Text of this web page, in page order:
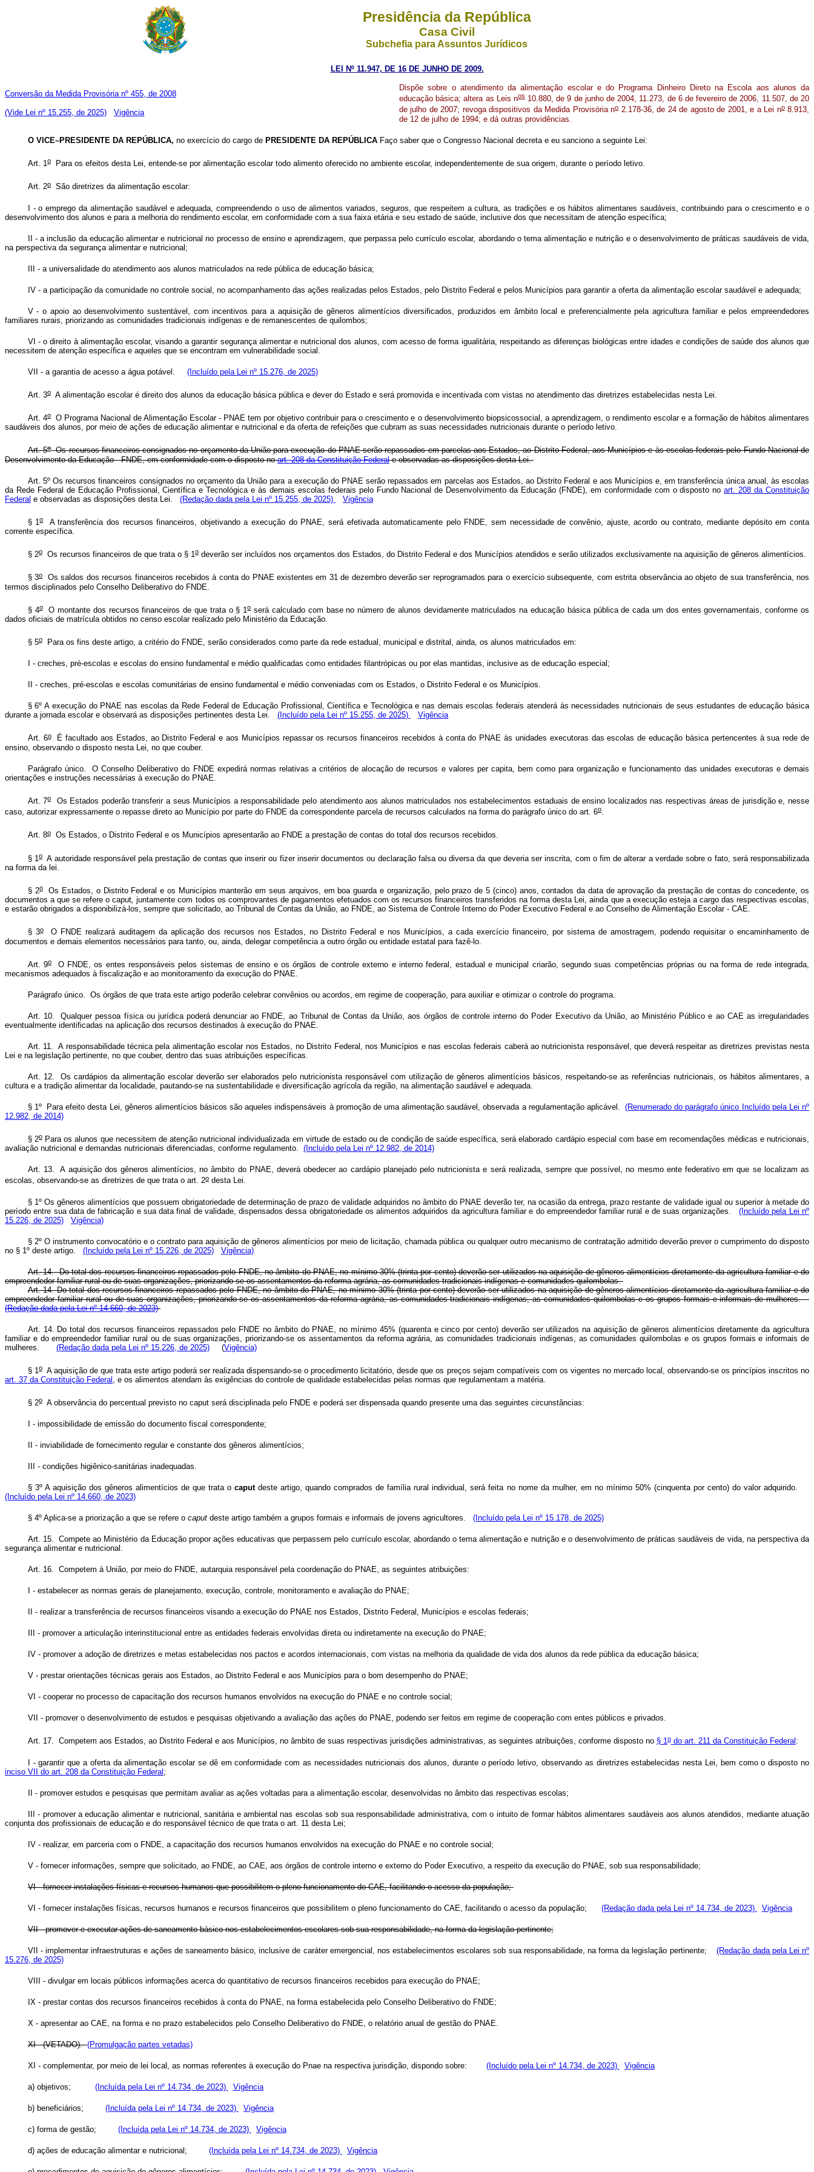
Presidência da República
Casa Civil
Subchefia para Assuntos Jurídicos
LEI Nº 11.947, DE 16 DE JUNHO DE 2009.
Conversão da Medida Provisória nº 455, de 2008
(Vide Lei nº 15.255, de 2025) Vigência
Dispõe sobre o atendimento da alimentação escolar e do Programa Dinheiro Direto na Escola aos alunos da
educação básica; altera as Leis nos10.880, de 9 de junho de 2004, 11.273, de 6 de fevereiro de 2006, 11.507, de 20
de julho de 2007; revoga dispositivos da Medida Provisória no2.178-36, de 24 de agosto de 2001, e a Lei no8.913,
de 12 de julho de 1994; e dá outras providências.
O VICE–PRESIDENTE DA REPÚBLICA, no exercício do cargo de PRESIDENTE DA REPÚBLICA Faço saber que o Congresso Nacional decreta e eu sanciono a seguinte Lei:
Art. 1oPara os efeitos desta Lei, entende-se por alimentação escolar todo alimento oferecido no ambiente escolar, independentemente de sua origem, durante o período letivo.
Art. 2oSão diretrizes da alimentação escolar:
I - o emprego da alimentação saudável e adequada, compreendendo o uso de alimentos variados, seguros, que respeitem a cultura, as tradições e os hábitos alimentares saudáveis, contribuindo para o crescimento e o
desenvolvimento dos alunos e para a melhoria do rendimento escolar, em conformidade com a sua faixa etária e seu estado de saúde, inclusive dos que necessitam de atenção específica;
II - a inclusão da educação alimentar e nutricional no processo de ensino e aprendizagem, que perpassa pelo currículo escolar, abordando o tema alimentação e nutrição e o desenvolvimento de práticas saudáveis de vida,
na perspectiva da segurança alimentar e nutricional;
III - a universalidade do atendimento aos alunos matriculados na rede pública de educação básica;
IV - a participação da comunidade no controle social, no acompanhamento das ações realizadas pelos Estados, pelo Distrito Federal e pelos Municípios para garantir a oferta da alimentação escolar saudável e adequada;
V - o apoio ao desenvolvimento sustentável, com incentivos para a aquisição de gêneros alimentícios diversificados, produzidos em âmbito local e preferencialmente pela agricultura familiar e pelos empreendedores
familiares rurais, priorizando as comunidades tradicionais indígenas e de remanescentes de quilombos;
VI - o direito à alimentação escolar, visando a garantir segurança alimentar e nutricional dos alunos, com acesso de forma igualitária, respeitando as diferenças biológicas entre idades e condições de saúde dos alunos que
necessitem de atenção específica e aqueles que se encontram em vulnerabilidade social.
VII - a garantia de acesso a água potável. (Incluído pela Lei nº 15.276, de 2025)
Art. 3oA alimentação escolar é direito dos alunos da educação básica pública e dever do Estado e será promovida e incentivada com vistas no atendimento das diretrizes estabelecidas nesta Lei.
Art. 4oO Programa Nacional de Alimentação Escolar - PNAE tem por objetivo contribuir para o crescimento e o desenvolvimento biopsicossocial, a aprendizagem, o rendimento escolar e a formação de hábitos alimentares
saudáveis dos alunos, por meio de ações de educação alimentar e nutricional e da oferta de refeições que cubram as suas necessidades nutricionais durante o período letivo.
Art. 5oOs recursos financeiros consignados no orçamento da União para execução do PNAE serão repassados em parcelas aos Estados, ao Distrito Federal, aos Municípios e às escolas federais pelo Fundo Nacional de
Desenvolvimento da Educação - FNDE, em conformidade com o disposto noart. 208 da Constituição Federale observadas as disposições desta Lei.
Art. 5º Os recursos financeiros consignados no orçamento da União para a execução do PNAE serão repassados em parcelas aos Estados, ao Distrito Federal e aos Municípios e, em transferência única anual, às escolas
da Rede Federal de Educação Profissional, Científica e Tecnológica e às demais escolas federais pelo Fundo Nacional de Desenvolvimento da Educação (FNDE), em conformidade com o disposto noart. 208 da Constituição
Federal e observadas as disposições desta Lei. (Redação dada pela Lei nº 15.255, de 2025) Vigência
§ 1oA transferência dos recursos financeiros, objetivando a execução do PNAE, será efetivada automaticamente pelo FNDE, sem necessidade de convênio, ajuste, acordo ou contrato, mediante depósito em conta
corrente específica.
§ 2oOs recursos financeiros de que trata o § 1odeverão ser incluídos nos orçamentos dos Estados, do Distrito Federal e dos Municípios atendidos e serão utilizados exclusivamente na aquisição de gêneros alimentícios.
§ 3oOs saldos dos recursos financeiros recebidos à conta do PNAE existentes em 31 de dezembro deverão ser reprogramados para o exercício subsequente, com estrita observância ao objeto de sua transferência, nos
termos disciplinados pelo Conselho Deliberativo do FNDE.
§ 4oO montante dos recursos financeiros de que trata o § 1oserá calculado com base no número de alunos devidamente matriculados na educação básica pública de cada um dos entes governamentais, conforme os
dados oficiais de matrícula obtidos no censo escolar realizado pelo Ministério da Educação.
§ 5oPara os fins deste artigo, a critério do FNDE, serão considerados como parte da rede estadual, municipal e distrital, ainda, os alunos matriculados em:
I - creches, pré-escolas e escolas do ensino fundamental e médio qualificadas como entidades filantrópicas ou por elas mantidas, inclusive as de educação especial;
II - creches, pré-escolas e escolas comunitárias de ensino fundamental e médio conveniadas com os Estados, o Distrito Federal e os Municípios.
§ 6º A execução do PNAE nas escolas da Rede Federal de Educação Profissional, Científica e Tecnológica e nas demais escolas federais atenderá às necessidades nutricionais de seus estudantes de educação básica
durante a jornada escolar e observará as disposições pertinentes desta Lei.
(Incluído pela Lei nº 15.255, de 2025) Vigência
Art. 6oÉ facultado aos Estados, ao Distrito Federal e aos Municípios repassar os recursos financeiros recebidos à conta do PNAE às unidades executoras das escolas de educação básica pertencentes à sua rede de
ensino, observando o disposto nesta Lei, no que couber.
Parágrafo único. O Conselho Deliberativo do FNDE expedirá normas relativas a critérios de alocação de recursos e valores per capita, bem como para organização e funcionamento das unidades executoras e demais
orientações e instruções necessárias à execução do PNAE.
Art. 7oOs Estados poderão transferir a seus Municípios a responsabilidade pelo atendimento aos alunos matriculados nos estabelecimentos estaduais de ensino localizados nas respectivas áreas de jurisdição e, nesse
caso, autorizar expressamente o repasse direto ao Município por parte do FNDE da correspondente parcela de recursos calculados na forma do parágrafo único do art. 6o.
Art. 8oOs Estados, o Distrito Federal e os Municípios apresentarão ao FNDE a prestação de contas do total dos recursos recebidos.
§ 1o A autoridade responsável pela prestação de contas que inserir ou fizer inserir documentos ou declaração falsa ou diversa da que deveria ser inscrita, com o fim de alterar a verdade sobre o fato, será responsabilizada
na forma da lei.
§ 2oOs Estados, o Distrito Federal e os Municípios manterão em seus arquivos, em boa guarda e organização, pelo prazo de 5 (cinco) anos, contados da data de aprovação da prestação de contas do concedente, os
documentos a que se refere ocaput, juntamente com todos os comprovantes de pagamentos efetuados com os recursos financeiros transferidos na forma desta Lei, ainda que a execução esteja a cargo das respectivas escolas,
e estarão obrigados a disponibilizá-los, sempre que solicitado, ao Tribunal de Contas da União, ao FNDE, ao Sistema de Controle Interno do Poder Executivo Federal e ao Conselho de Alimentação Escolar - CAE.
§ 3oO FNDE realizará auditagem da aplicação dos recursos nos Estados, no Distrito Federal e nos Municípios, a cada exercício financeiro, por sistema de amostragem, podendo requisitar o encaminhamento de
documentos e demais elementos necessários para tanto, ou, ainda, delegar competência a outro órgão ou entidade estatal para fazê-lo.
Art. 9oO FNDE, os entes responsáveis pelos sistemas de ensino e os órgãos de controle externo e interno federal, estadual e municipal criarão, segundo suas competências próprias ou na forma de rede integrada,
mecanismos adequados à fiscalização e ao monitoramento da execução do PNAE.
Parágrafo único. Os órgãos de que trata este artigo poderão celebrar convênios ou acordos, em regime de cooperação, para auxiliar e otimizar o controle do programa.
Art. 10. Qualquer pessoa física ou jurídica poderá denunciar ao FNDE, ao Tribunal de Contas da União, aos órgãos de controle interno do Poder Executivo da União, ao Ministério Público e ao CAE as irregularidades
eventualmente identificadas na aplicação dos recursos destinados à execução do PNAE.
Art. 11. A responsabilidade técnica pela alimentação escolar nos Estados, no Distrito Federal, nos Municípios e nas escolas federais caberá ao nutricionista responsável, que deverá respeitar as diretrizes previstas nesta
Lei e na legislação pertinente, no que couber, dentro das suas atribuições específicas.
Art. 12. Os cardápios da alimentação escolar deverão ser elaborados pelo nutricionista responsável com utilização de gêneros alimentícios básicos, respeitando-se as referências nutricionais, os hábitos alimentares, a
cultura e a tradição alimentar da localidade, pautando-se na sustentabilidade e diversificação agrícola da região, na alimentação saudável e adequada.
§ 1ºPara efeito desta Lei, gêneros alimentícios básicos são aqueles indispensáveis à promoção de uma alimentação saudável, observada a regulamentação aplicável.(Renumerado do parágrafo único Incluído pela Lei nº
12.982, de 2014)
§ 2oPara os alunos que necessitem de atenção nutricional individualizada em virtude de estado ou de condição de saúde específica, será elaborado cardápio especial com base em recomendações médicas e nutricionais,
avaliação nutricional e demandas nutricionais diferenciadas, conforme regulamento. (Incluído pela Lei nº 12.982, de 2014)
Art. 13. A aquisição dos gêneros alimentícios, no âmbito do PNAE, deverá obedecer ao cardápio planejado pelo nutricionista e será realizada, sempre que possível, no mesmo ente federativo em que se localizam as
escolas, observando-se as diretrizes de que trata o art. 2o desta Lei.
§ 1º Os gêneros alimentícios que possuem obrigatoriedade de determinação de prazo de validade adquiridos no âmbito do PNAE deverão ter, na ocasião da entrega, prazo restante de validade igual ou superior à metade do
período entre sua data de fabricação e sua data final de validade, dispensados dessa obrigatoriedade os alimentos adquiridos da agricultura familiar e do empreendedor familiar rural e de suas organizações.(Incluído pela Lei nº
15.226, de 2025)
Vigência)
§ 2º O instrumento convocatório e o contrato para aquisição de gêneros alimentícios por meio de licitação, chamada pública ou qualquer outro mecanismo de contratação admitido deverão prever o cumprimento do disposto
no § 1º deste artigo.
(Incluído pela Lei nº 15.226, de 2025) Vigência)
Art. 14. Do total dos recursos financeiros repassados pelo FNDE, no âmbito do PNAE, no mínimo 30% (trinta por cento) deverão ser utilizados na aquisição de gêneros alimentícios diretamente da agricultura familiar e do
empreendedor familiar rural ou de suas organizações, priorizando-se os assentamentos da reforma agrária, as comunidades tradicionais indígenas e comunidades quilombolas.
Art. 14. Do total dos recursos financeiros repassados pelo FNDE, no âmbito do PNAE, no mínimo 30% (trinta por cento) deverão ser utilizados na aquisição de gêneros alimentícios diretamente da agricultura familiar e do
empreendedor familiar rural ou de suas organizações, priorizando-se os assentamentos da reforma agrária, as comunidades tradicionais indígenas, as comunidades quilombolas e os grupos formais e informais de mulheres.
(Redação dada pela Lei nº 14.660, de 2023)
Art. 14. Do total dos recursos financeiros repassados pelo FNDE no âmbito do PNAE, no mínimo 45% (quarenta e cinco por cento) deverão ser utilizados na aquisição de gêneros alimentícios diretamente da agricultura
familiar e do empreendedor familiar rural ou de suas organizações, priorizando-se os assentamentos da reforma agrária, as comunidades tradicionais indígenas, as comunidades quilombolas e os grupos formais e informais de
mulheres.
(Redação dada pela Lei nº 15.226, de 2025) (Vigência)
§ 1oA aquisição de que trata este artigo poderá ser realizada dispensando-se o procedimento licitatório, desde que os preços sejam compatíveis com os vigentes no mercado local, observando-se os princípios inscritos no
art. 37 da Constituição Federal
, e os alimentos atendam às exigências do controle de qualidade estabelecidas pelas normas que regulamentam a matéria.
§ 2oA observância do percentual previsto no caputserá disciplinada pelo FNDE e poderá ser dispensada quando presente uma das seguintes circunstâncias:
I - impossibilidade de emissão do documento fiscal correspondente;
II - inviabilidade de fornecimento regular e constante dos gêneros alimentícios;
III - condições higiênico-sanitárias inadequadas.
§ 3º A aquisição dos gêneros alimentícios de que trata ocaput deste artigo, quando comprados de família rural individual, será feita no nome da mulher, em no mínimo 50% (cinquenta por cento) do valor adquirido.
(Incluído pela Lei nº 14.660, de 2023)
§ 4º Aplica-se a priorização a que se refere o caputdeste artigo também a grupos formais e informais de jovens agricultores. (Incluído pela Lei nº 15.178, de 2025)
Art. 15. Compete ao Ministério da Educação propor ações educativas que perpassem pelo currículo escolar, abordando o tema alimentação e nutrição e o desenvolvimento de práticas saudáveis de vida, na perspectiva da
segurança alimentar e nutricional.
Art. 16. Competem à União, por meio do FNDE, autarquia responsável pela coordenação do PNAE, as seguintes atribuições:
I - estabelecer as normas gerais de planejamento, execução, controle, monitoramento e avaliação do PNAE;
II - realizar a transferência de recursos financeiros visando a execução do PNAE nos Estados, Distrito Federal, Municípios e escolas federais;
III - promover a articulação interinstitucional entre as entidades federais envolvidas direta ou indiretamente na execução do PNAE;
IV - promover a adoção de diretrizes e metas estabelecidas nos pactos e acordos internacionais, com vistas na melhoria da qualidade de vida dos alunos da rede pública da educação básica;
V - prestar orientações técnicas gerais aos Estados, ao Distrito Federal e aos Municípios para o bom desempenho do PNAE;
VI - cooperar no processo de capacitação dos recursos humanos envolvidos na execução do PNAE e no controle social;
VII - promover o desenvolvimento de estudos e pesquisas objetivando a avaliação das ações do PNAE, podendo ser feitos em regime de cooperação com entes públicos e privados.
Art. 17. Competem aos Estados, ao Distrito Federal e aos Municípios, no âmbito de suas respectivas jurisdições administrativas, as seguintes atribuições, conforme disposto no § 1odo art. 211 da Constituição Federal :
I - garantir que a oferta da alimentação escolar se dê em conformidade com as necessidades nutricionais dos alunos, durante o período letivo, observando as diretrizes estabelecidas nesta Lei, bem como o disposto no
inciso VII do art. 208 da Constituição Federal;
II - promover estudos e pesquisas que permitam avaliar as ações voltadas para a alimentação escolar, desenvolvidas no âmbito das respectivas escolas;
III - promover a educação alimentar e nutricional, sanitária e ambiental nas escolas sob sua responsabilidade administrativa, com o intuito de formar hábitos alimentares saudáveis aos alunos atendidos, mediante atuação
conjunta dos profissionais de educação e do responsável técnico de que trata o art. 11 desta Lei;
IV - realizar, em parceria com o FNDE, a capacitação dos recursos humanos envolvidos na execução do PNAE e no controle social;
V - fornecer informações, sempre que solicitado, ao FNDE, ao CAE, aos órgãos de controle interno e externo do Poder Executivo, a respeito da execução do PNAE, sob sua responsabilidade;
VI - fornecer instalações físicas e recursos humanos que possibilitem o pleno funcionamento do CAE, facilitando o acesso da população;
VI - fornecer instalações físicas, recursos humanos e recursos financeiros que possibilitem o pleno funcionamento do CAE, facilitando o acesso da população; (Redação dada pela Lei nº 14.734, de 2023) Vigência
VII - promover e executar ações de saneamento básico nos estabelecimentos escolares sob sua responsabilidade, na forma da legislação pertinente;
VII -implementar infraestruturas e ações de saneamento básico, inclusive de caráter emergencial, nos estabelecimentos escolares sob sua responsabilidade, na forma da legislação pertinente;
(Redação dada pela Lei nº
15.276, de 2025)
VIII - divulgar em locais públicos informações acerca do quantitativo de recursos financeiros recebidos para execução do PNAE;
IX - prestar contas dos recursos financeiros recebidos à conta do PNAE, na forma estabelecida pelo Conselho Deliberativo do FNDE;
X - apresentar ao CAE, na forma e no prazo estabelecidos pelo Conselho Deliberativo do FNDE, o relatório anual de gestão do PNAE.
XI - (VETADO).(Promulgação partes vetadas)
XI - complementar, por meio de lei local, as normas referentes à execução do Pnae na respectiva jurisdição, dispondo sobre: (Incluído pela Lei nº 14.734, de 2023) Vigência
a) objetivos; (Incluída pela Lei nº 14.734, de 2023) Vigência
b) beneficiários; (Incluída pela Lei nº 14.734, de 2023) Vigência
c) forma de gestão; (Incluída pela Lei nº 14.734, de 2023) Vigência
d) ações de educação alimentar e nutricional; (Incluída pela Lei nº 14.734, de 2023) Vigência